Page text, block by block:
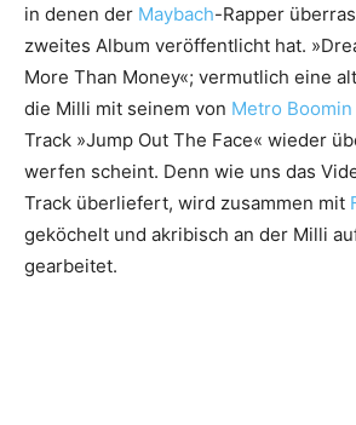
in denen der Maybach-Rapper
zweites Album veröffentlicht hat.
More Than Money«; vermutlich eine
die Milli mit seinem von Metro Boomin
Track »Jump Out The Face« wieder
werfen scheint. Denn wie uns das
Track überliefert, wird zusammen mit
geköchelt und akribisch an der Milli
gearbeitet.